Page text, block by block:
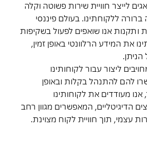
לייצר חוויית שירות פשוטה וקלה
ללקוחתינו. בעולם פיננסי
ותקנות אנו שואפים לפעול בשקיפות
את המידע הרלוונטי באופן זמין,
ליצור עבור לקוחותינו
להם להתנהל בקלות ובאופן
מעודדים את לקוחותינו
הדיגיטליים, המאפשרים מגוון רחב
עצמי, תוך חוויית לקוח מצוינת.